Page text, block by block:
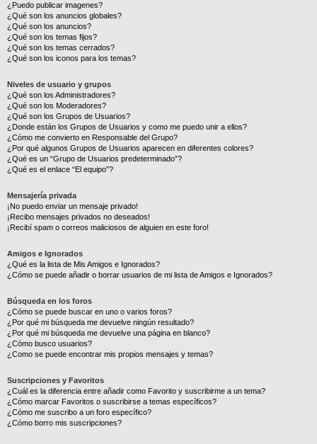
¿Puedo publicar imagenes?
¿Qué son los anuncios globales?
¿Qué son los anuncios?
¿Qué son los temas fijos?
¿Qué son los temas cerrados?
¿Qué son los iconos para los temas?
Niveles de usuario y grupos
¿Qué son los Administradores?
¿Qué son los Moderadores?
¿Qué son los Grupos de Usuarios?
¿Donde están los Grupos de Usuarios y como me puedo unir a ellos?
¿Cómo me convierto en Responsable del Grupo?
¿Por qué algunos Grupos de Usuarios aparecen en diferentes colores?
¿Qué es un “Grupo de Usuarios predeterminado”?
¿Qué es el enlace “El equipo”?
Mensajería privada
¡No puedo enviar un mensaje privado!
¡Recibo mensajes privados no deseados!
¡Recibí spam o correos maliciosos de alguien en este foro!
Amigos e Ignorados
¿Qué es la lista de Mis Amigos e Ignorados?
¿Cómo se puede añadir o borrar usuarios de mi lista de Amigos e Ignorados?
Búsqueda en los foros
¿Cómo se puede buscar en uno o varios foros?
¿Por qué mi búsqueda me devuelve ningún resultado?
¿Por qué mi búsqueda me devuelve una página en blanco?
¿Cómo busco usuarios?
¿Como se puede encontrar mis propios mensajes y temas?
Suscripciones y Favoritos
¿Cuál es la diferencia entre añadir como Favorito y suscribirme a un tema?
¿Cómo marcar Favoritos o suscribirse a temas específicos?
¿Cómo me suscribo a un foro específico?
¿Cómo borro mis suscripciones?